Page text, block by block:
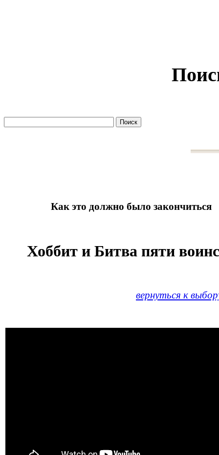
Как это должно было закончиться
Хоббит и Битва пяти
вернуться к